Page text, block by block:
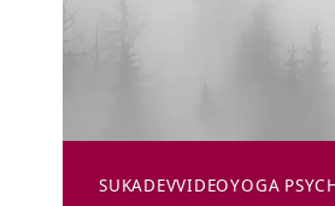
SUKADEVVIDEOYOGA